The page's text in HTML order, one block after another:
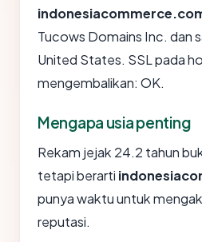
Tucows Domains Inc. dan
United States. SSL pada
mengembalikan: OK.
Mengapa usia penting
Rekam jejak 24.2 tahun
tetapi berarti
punya waktu untuk
reputasi.